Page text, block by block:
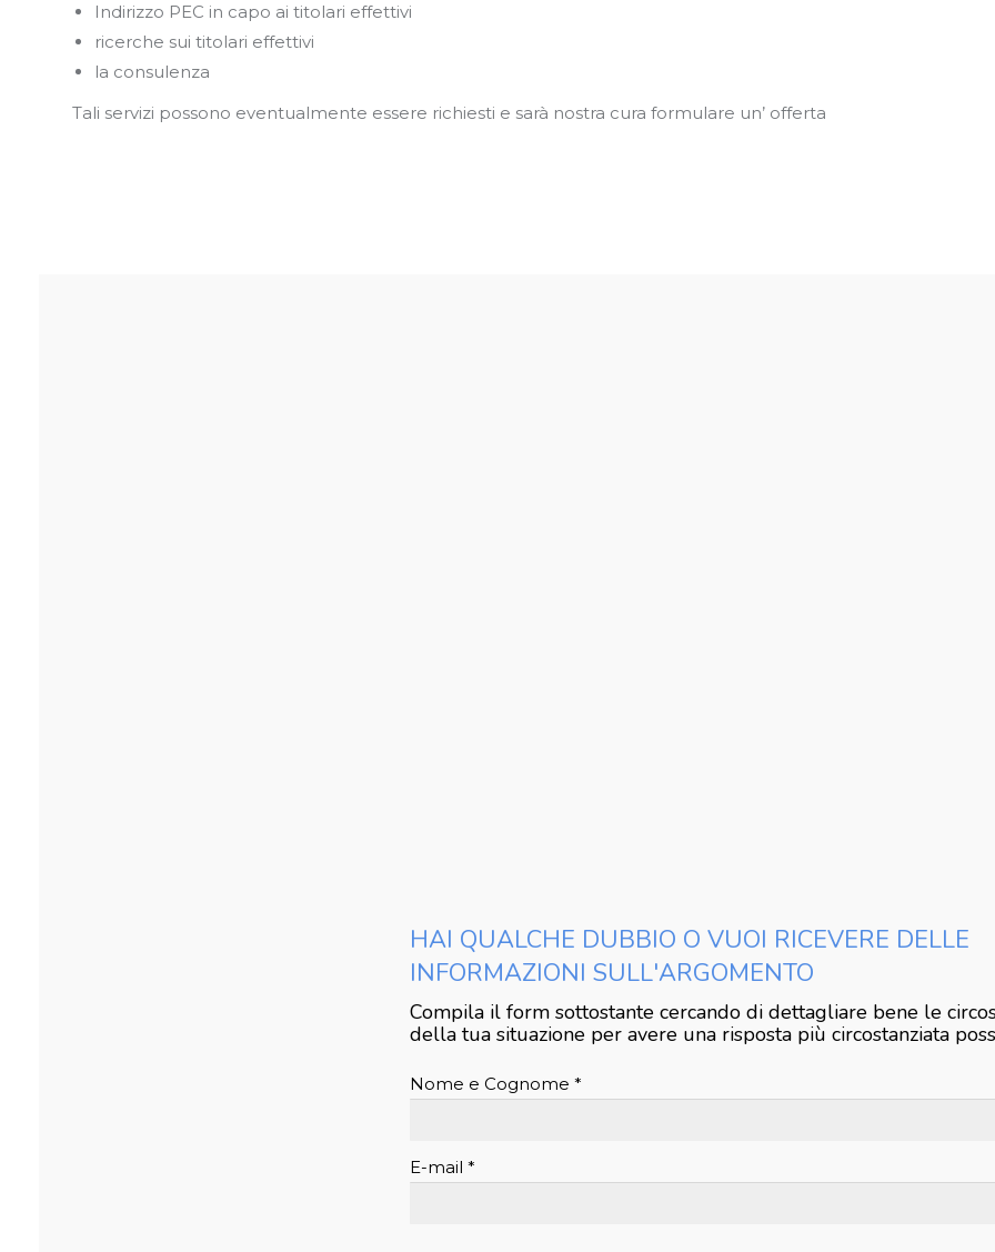
Indirizzo PEC in capo ai titolari effettivi
ricerche sui titolari effettivi
la consulenza
Tali servizi possono eventualmente essere richiesti e sarà nostra cura formulare un’ offerta
HAI QUALCHE DUBBIO O VUOI RICEVERE DELLE
INFORMAZIONI SULL'ARGOMENTO
Compila il form sottostante cercando di dettagliare bene le
della tua situazione per avere una risposta più circostanziata
Nome e Cognome *
E-mail *